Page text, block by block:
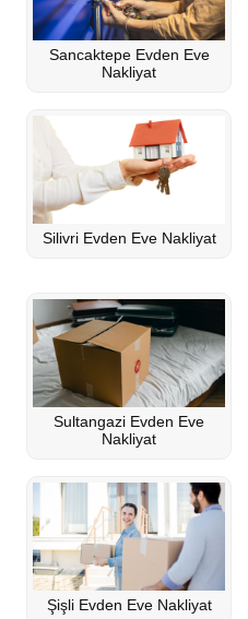
Sancaktepe Evden Eve
Nakliyat
Silivri Evden Eve Nakliyat
Sultangazi Evden Eve
Nakliyat
Şişli Evden Eve Nakliyat